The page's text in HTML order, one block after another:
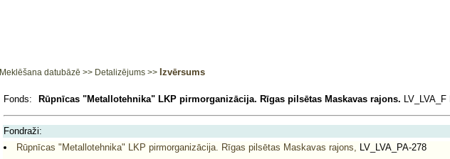
Meklēšana datubāzē >> Detalizējums >> Izvērsums
Fonds: Rūpnīcas "Metallotehnika" LKP pirmorganizācija. Rīgas pilsētas Maskavas rajons. LV_LVA_F
Fondraži:
Rūpnīcas "Metallotehnika" LKP pirmorganizācija. Rīgas pilsētas Maskavas rajons, LV_LVA_PA-278